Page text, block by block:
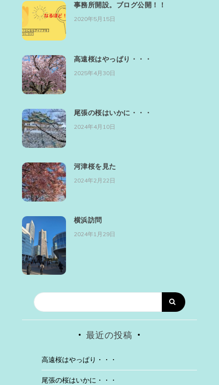
事務所開設。ブログ公開！！
2020年5月15日
高遠桜はやっぱり・・・
2025年4月30日
尾張の桜はいかに・・・
2024年4月10日
河津桜を見た
2024年2月22日
横浜訪問
2024年1月29日
最近の投稿
高遠桜はやっぱり・・・
尾張の桜はいかに・・・